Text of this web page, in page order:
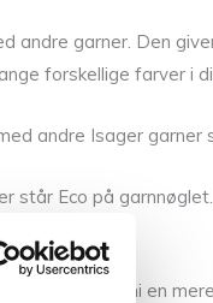
andre garner. Den
forskellige farver i
andre Isager garner
står Eco på
og Tvinni en